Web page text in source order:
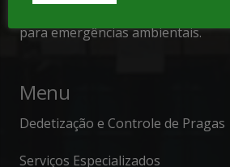
para emergências ambientais.
Menu
Dedetização e Controle de Pragas
Serviços Especializados